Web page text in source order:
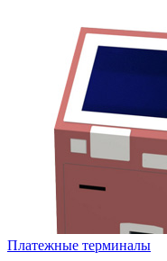
Платежные терминалы